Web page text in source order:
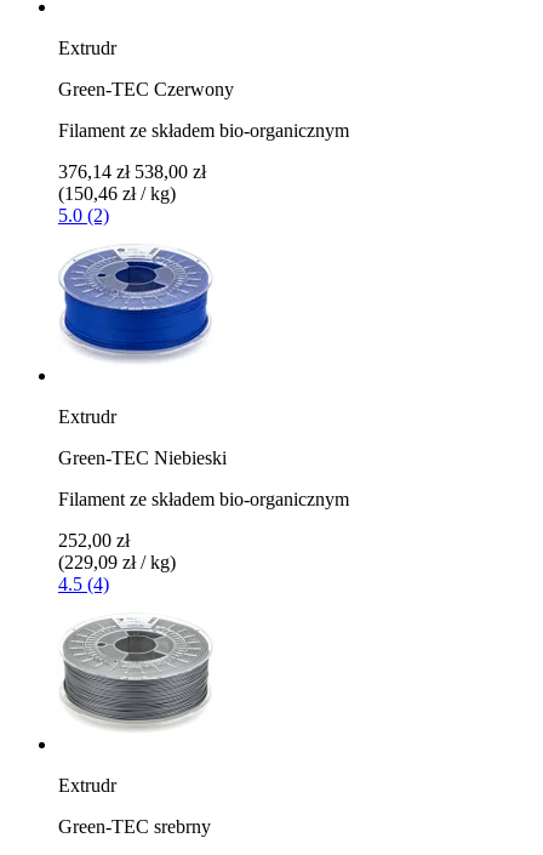
Extrudr
Green-TEC Czerwony
Filament ze składem bio-organicznym
376,14 zł 538,00 zł
(150,46 zł / kg)
5.0 (2)
Extrudr
Green-TEC Niebieski
Filament ze składem bio-organicznym
252,00 zł
(229,09 zł / kg)
4.5 (4)
Extrudr
Green-TEC srebrny